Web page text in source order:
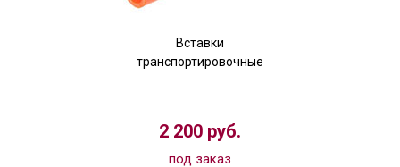
Вставки
транспортировочные
2 200 руб.
под заказ